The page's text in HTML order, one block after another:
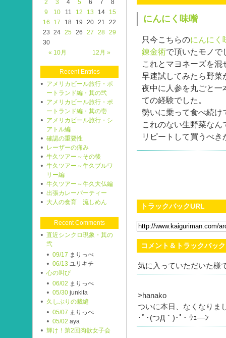
にんにく味噌
只今こちらのにんにく
錬金術で頂いたモノで
これとマヨネーズを
早速試してみたら野菜
夜中に人参を丸ごと一
ての経験でした。
勢いに乗って食べ続け
これのない生野菜な
リピートして買うべき
トラックバックURL
コメント＆トラックバック
気に入っていただいた様
>hanako
ついに本日、なくなりま
･ﾟ･(つД｀)･ﾟ･ ｳｪ―ﾝ
« 10月 12月 »
2
3 4 5 6 7
8
9
10 11 12 13 14
15
16
17 18 19 20 21
22
23 24 25 26 27 28 29
30
Recent Entries
アメリカビール旅行・ポ
ートランド編・其の弐
アメリカビール旅行・ポ
ートランド編・其の壱
アメリカビール旅行・シ
アトル編
確認の重要性
レーザーの痛み
牛久ツアー～その後
牛久ツアー～牛久ブルワ
リー編
牛久ツアー～牛久大仏編
出張カレーパーティー
大人の食育 流しめん
Recent Comments
直近シンクロ現象・其の
弐
09/17 まりっぺ
06/13 ユリキチ
心の叫び
06/02 まりっぺ
05/30 junkita
久しぶりの裁縫
05/07 まりっぺ
05/02 aya
輝け！第2回肉欲女子会